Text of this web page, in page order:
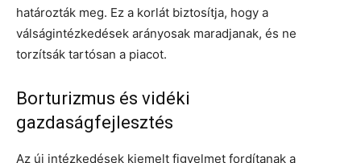
határozták meg. Ez a korlát biztosítja, hogy a
válságintézkedések arányosak maradjanak, és ne
torzítsák tartósan a piacot.
Borturizmus és vidéki
gazdaságfejlesztés
Az új intézkedések kiemelt figyelmet fordítanak a